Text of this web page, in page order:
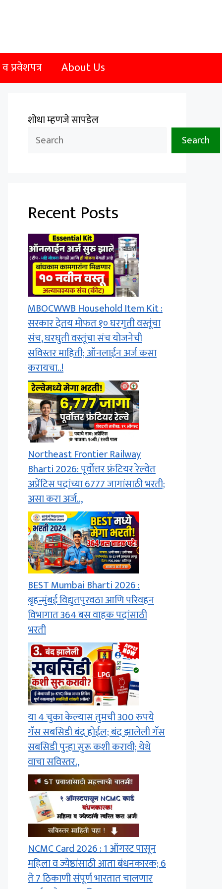
प्रवेशपत्र About Us
शोधा म्हणजे सापडेल
Search
Recent Posts
MBOCWWB Household Item Kit :
सरकार देतय मोफत १० घरगुती वस्तूंचा
संच, घरघुती वस्तूंचा संच योजनेची
सविस्तर माहिती; ऑनलाईन अर्ज कसा
करायचा..!
Northeast Frontier Railway
Bharti 2026: पूर्वोत्तर फ्रंटियर रेल्वेत
अप्रेंटिस पदांच्या 6777 जागांसाठी भरती;
असा करा अर्ज..,
BEST Mumbai Bharti 2026 :
बृहन्मुंबई विद्युतपुरवठा आणि परिवहन
विभागात 364 बस वाहक पदांसाठी
भरती
या 4 चुका केल्यास तुमची 300 रुपये
गॅस सबसिडी बंद होईल; बंद झालेली गॅस
सबसिडी पुन्हा सुरू कशी करावी; येथे
वाचा सविस्तर.,
NCMC Card 2026 : 1 ऑगस्ट पासून
महिला व ज्येष्ठांसाठी आता बंधनकारक; 6
ते 7 ठिकाणी संपूर्ण भारतात चालणार